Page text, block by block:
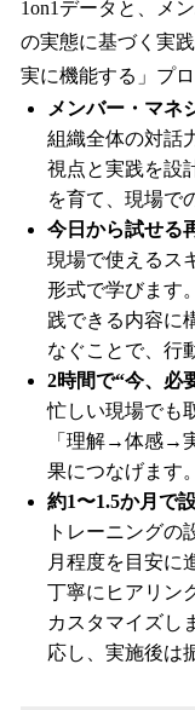
1on1データと、メ
の実態に基づく実
実に機能する」プロ
メンバー・マネ
組織全体の対話
視点と実践を設
を育て、現場で
今日から試せる
現場で使えるス
形式で学びます
践できる内容に
なぐことで、行
2時間で“今、必
忙しい現場でも
「理解→体感→
果につなげます。
約1〜1.5か月で
トレーニングの
月程度を目安に
丁寧にヒアリン
カスタマイズし
応し、実施後は